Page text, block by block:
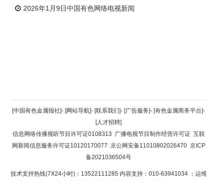
2026年1月9日中国有色网络电视新闻
返回顶部
返回首页
[中国有色金属报社]- [网站导航]- [联系我们]- [广告服务]- [有色金属商务平台]-
[人才招聘]
信息网络传播视听节目许可证0108313 广播电视节目制作经营许可证 互联
网新闻信息服务许可证10120170077 京公网安备11010802026470 京ICP
备2021036504号
技术支持热线(7X24小时)：13522111285 内容支持：010-63941034 ；运维